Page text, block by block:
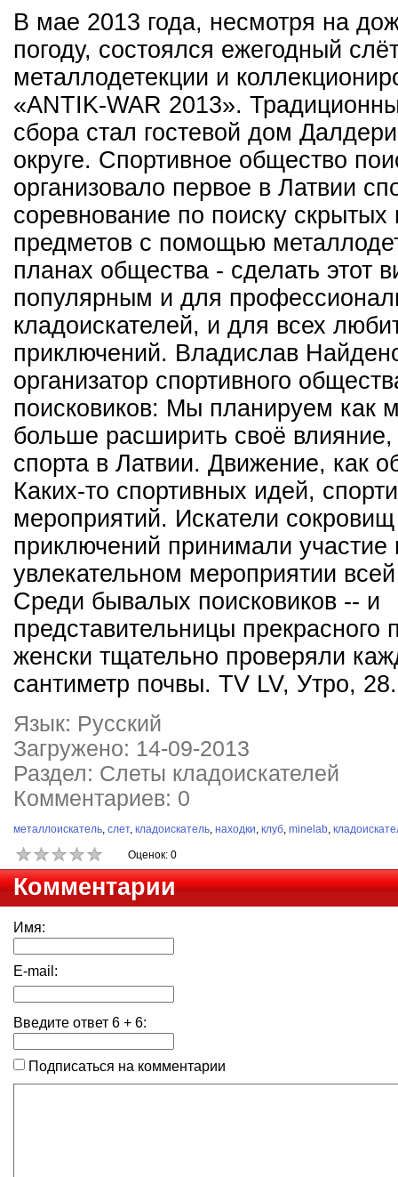
В мае 2013 года, несмотря на
погоду, состоялся ежегодный
металлодетекции и
«ANTIK-WAR 2013».
сбора стал гостевой дом
округе. Спортивное общество
организовало первое в Латвии
соревнование по поиску
предметов с помощью
планах общества - сделать этот
популярным и для
кладоискателей, и для всех
приключений. Владислав
организатор спортивного
поисковиков: Мы планируем как
больше расширить своё влияние,
спорта в Латвии. Движение, как
Каких-то спортивных идей,
мероприятий. Искатели
приключений принимали участие
увлекательном мероприятии
Среди бывалых поисковиков -- и
представительницы прекрасного
женски тщательно проверяли
сантиметр почвы. TV LV, Утро,
Язык: Русский
Загружено: 14-09-2013
Раздел: Слеты кладоискателей
Комментариев: 0
металлоискатель, слет, кладоискатель, находки, клуб, minelab,
Оценок: 0
Комментарии
Имя:
E-mail:
Введите ответ 6 + 6:
Подписаться на комментарии